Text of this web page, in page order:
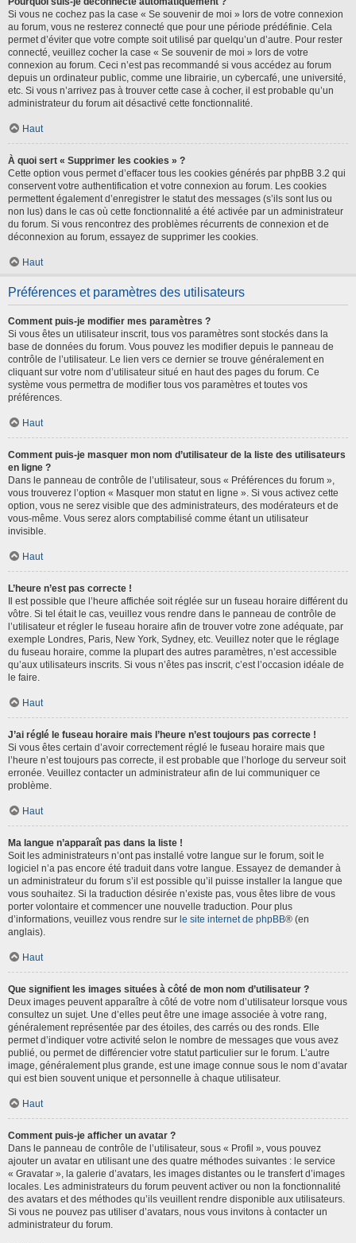
Si vous ne cochez pas la case « Se souvenir de moi » lors de votre connexion
au forum, vous ne resterez connecté que pour une période prédéfinie. Cela
permet d’éviter que votre compte soit utilisé par quelqu’un d’autre. Pour rester
connecté, veuillez cocher la case « Se souvenir de moi » lors de votre
connexion au forum. Ceci n’est pas recommandé si vous accédez au forum
depuis un ordinateur public, comme une librairie, un cybercafé, une université,
etc. Si vous n’arrivez pas à trouver cette case à cocher, il est probable qu’un
administrateur du forum ait désactivé cette fonctionnalité.
Haut
À quoi sert « Supprimer les cookies » ?
Cette option vous permet d’effacer tous les cookies générés par phpBB 3.2 qui
conservent votre authentification et votre connexion au forum. Les cookies
permettent également d’enregistrer le statut des messages (s’ils sont lus ou
non lus) dans le cas où cette fonctionnalité a été activée par un administrateur
du forum. Si vous rencontrez des problèmes récurrents de connexion et de
déconnexion au forum, essayez de supprimer les cookies.
Haut
Préférences et paramètres des utilisateurs
Comment puis-je modifier mes paramètres ?
Si vous êtes un utilisateur inscrit, tous vos paramètres sont stockés dans la
base de données du forum. Vous pouvez les modifier depuis le panneau de
contrôle de l’utilisateur. Le lien vers ce dernier se trouve généralement en
cliquant sur votre nom d’utilisateur situé en haut des pages du forum. Ce
système vous permettra de modifier tous vos paramètres et toutes vos
préférences.
Haut
Comment puis-je masquer mon nom d’utilisateur de la liste des utilisateurs
en ligne ?
Dans le panneau de contrôle de l’utilisateur, sous « Préférences du forum »,
vous trouverez l’option « Masquer mon statut en ligne ». Si vous activez cette
option, vous ne serez visible que des administrateurs, des modérateurs et de
vous-même. Vous serez alors comptabilisé comme étant un utilisateur
invisible.
Haut
L’heure n’est pas correcte !
Il est possible que l’heure affichée soit réglée sur un fuseau horaire différent du
vôtre. Si tel était le cas, veuillez vous rendre dans le panneau de contrôle de
l’utilisateur et régler le fuseau horaire afin de trouver votre zone adéquate, par
exemple Londres, Paris, New York, Sydney, etc. Veuillez noter que le réglage
du fuseau horaire, comme la plupart des autres paramètres, n’est accessible
qu’aux utilisateurs inscrits. Si vous n’êtes pas inscrit, c’est l’occasion idéale de
le faire.
Haut
J’ai réglé le fuseau horaire mais l’heure n’est toujours pas correcte !
Si vous êtes certain d’avoir correctement réglé le fuseau horaire mais que
l’heure n’est toujours pas correcte, il est probable que l’horloge du serveur soit
erronée. Veuillez contacter un administrateur afin de lui communiquer ce
problème.
Haut
Ma langue n’apparaît pas dans la liste !
Soit les administrateurs n’ont pas installé votre langue sur le forum, soit le
logiciel n’a pas encore été traduit dans votre langue. Essayez de demander à
un administrateur du forum s’il est possible qu’il puisse installer la langue que
vous souhaitez. Si la traduction désirée n’existe pas, vous êtes libre de vous
porter volontaire et commencer une nouvelle traduction. Pour plus
d’informations, veuillez vous rendre sur le site internet de phpBB® (en
anglais).
Haut
Que signifient les images situées à côté de mon nom d’utilisateur ?
Deux images peuvent apparaître à côté de votre nom d’utilisateur lorsque vous
consultez un sujet. Une d’elles peut être une image associée à votre rang,
généralement représentée par des étoiles, des carrés ou des ronds. Elle
permet d’indiquer votre activité selon le nombre de messages que vous avez
publié, ou permet de différencier votre statut particulier sur le forum. L’autre
image, généralement plus grande, est une image connue sous le nom d’avatar
qui est bien souvent unique et personnelle à chaque utilisateur.
Haut
Comment puis-je afficher un avatar ?
Dans le panneau de contrôle de l’utilisateur, sous « Profil », vous pouvez
ajouter un avatar en utilisant une des quatre méthodes suivantes : le service
« Gravatar », la galerie d’avatars, les images distantes ou le transfert d’images
locales. Les administrateurs du forum peuvent activer ou non la fonctionnalité
des avatars et des méthodes qu’ils veuillent rendre disponible aux utilisateurs.
Si vous ne pouvez pas utiliser d’avatars, nous vous invitons à contacter un
administrateur du forum.